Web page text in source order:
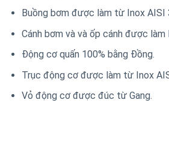
Buồng bơm được làm từ Inox AISI
Cánh bơm và và ốp cánh được làm
Động cơ quấn 100% bằng Đồng.
Trục động cơ được làm từ Inox
Vỏ động cơ được đúc từ Gang.